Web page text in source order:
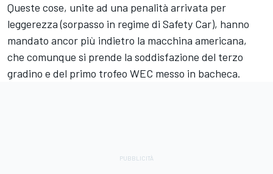
Queste cose, unite ad una penalità arrivata per
leggerezza (sorpasso in regime di Safety Car), hanno
mandato ancor più indietro la macchina americana,
che comunque si prende la soddisfazione del terzo
gradino e del primo trofeo WEC messo in bacheca.